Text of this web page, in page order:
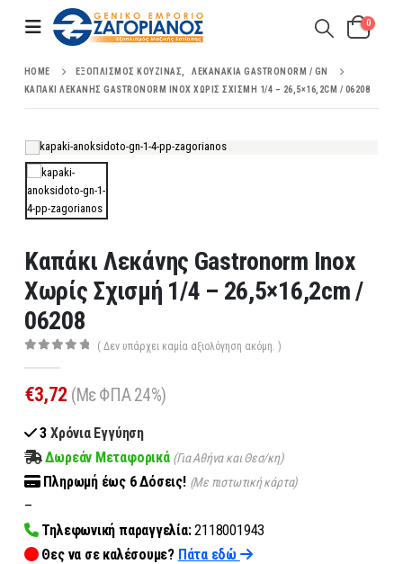
0
HOME ΕΞΟΠΛΙΣΜΌΣ ΚΟΥΖΊΝΑΣ
ΛΕΚΑΝΆΚΙΑ GASTRONORM / GN
ΚΑΠΆΚΙ ΛΕΚΆΝΗΣ GASTRONORM INOX ΧΩΡΊΣ ΣΧΙΣΜΉ 1/4 – 26,5×16,2CM / 06208
Καπάκι Λεκάνης Gastronorm Inox
Χωρίς Σχισμή 1/4 – 26,5×16,2cm /
06208
( Δεν υπάρχει καμία αξιολόγηση ακόμη. )
€3,72 (Με ΦΠΑ 24%)
3 Χρόνια Εγγύηση
Δωρεάν Μεταφορικά (Για Αθήνα και Θεσ/κη)
Πληρωμή έως 6Δόσεις! (Με πιστωτική κάρτα)
–
Τηλεφωνική παραγγελία:2118001943
Θες να σε καλέσουμε? Πάτα εδώ